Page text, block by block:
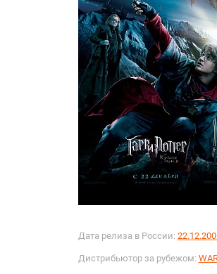
Дата релиза в России:
Дистрибьютор за рубежом: